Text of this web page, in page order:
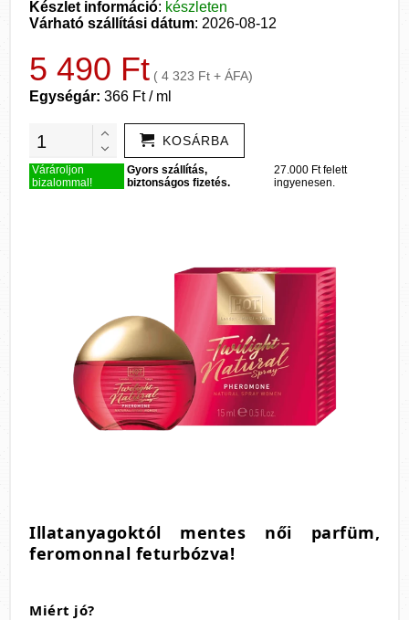
Készlet információ: készleten
Várható szállítási dátum: 2026-08-12
5 490 Ft ( 4 323 Ft + ÁFA)
Egységár: 366 Ft / ml
KOSÁRBA
Várároljon
bizalommal!
Gyors szállítás,
biztonságos fizetés.
27.000 Ft felett
ingyenesen.
Illatanyagoktól mentes női parfüm,
feromonnal feturbózva!
Miért jó?